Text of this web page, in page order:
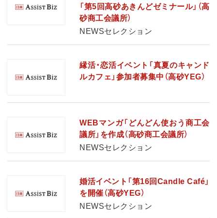
「第5回高砂あきんどゼミナール」（高
砂商工会議所）
NEWSセレクション
縁活・恋活イベント「真夏のキャンド
ルカフェ」参加者募集中（高砂YEG）
WEBマンガ「どんどん使おう商工会
議所」を作成（高砂商工会議所）
NEWSセレクション
婚活イベント「第16回Candle Café」
を開催（高砂YEG）
NEWSセレクション